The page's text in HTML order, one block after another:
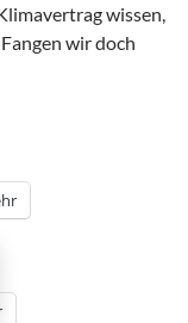
wissen,
wir doch